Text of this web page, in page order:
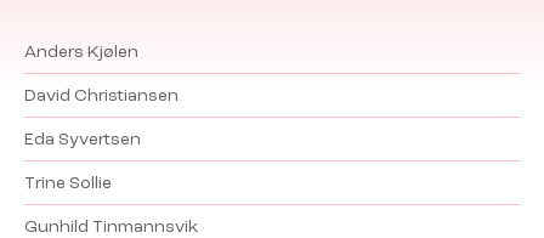
Anders Kjølen
David Christiansen
Eda Syvertsen
Trine Sollie
Gunhild Tinmannsvik